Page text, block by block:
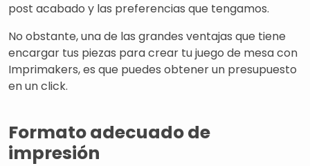
post acabado y las preferencias que tengamos.
No obstante, una de las grandes ventajas que tiene
encargar tus piezas para crear tu juego de mesa con
Imprimakers, es que puedes obtener un presupuesto
en un click.
Formato adecuado de
impresión